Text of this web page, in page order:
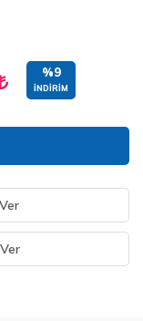
%9
İNDIRIM